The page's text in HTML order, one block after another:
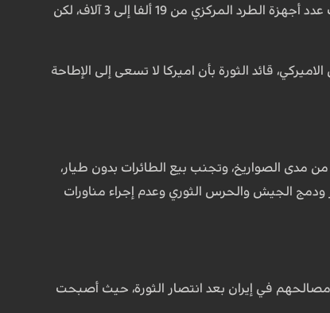
بجميع التزاماتها في خطة العمل الشاملة المشتركة وأغلقت المركزين النوويين فردو ونطنز وخفضت عدد أجهزة الطرد المركزي من 19 ألفا إلى 3 آلاف، لكن
قائد الثورة بأن اميركا لا تسعى إلى الإطاحة
من مدى الصواريخ، وتجنب بيع الطائرات بدون طيار،
ودمج الجيش والحرس الثوري وعدم إجراء مناورات
مصالحهم في إيران بعد انتصار الثورة، حيث أصبحت